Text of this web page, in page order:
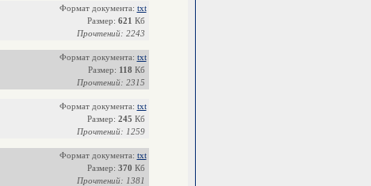
Формат документа: txt
Размер: 621 Кб
Прочтений: 2243
Формат документа: txt
Размер: 118 Кб
Прочтений: 2315
Формат документа: txt
Размер: 245 Кб
Прочтений: 1259
Формат документа: txt
Размер: 370 Кб
Прочтений: 1381